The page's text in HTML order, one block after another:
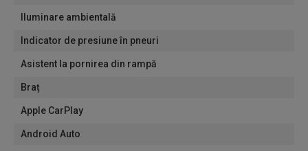
Iluminare ambientală
Indicator de presiune în pneuri
Asistent la pornirea din rampă
Braț
Apple CarPlay
Android Auto